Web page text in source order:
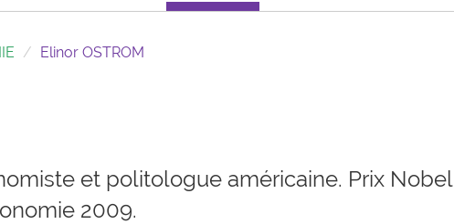
Elinor OSTROM
et politologue américaine. Prix Nobel
2009.